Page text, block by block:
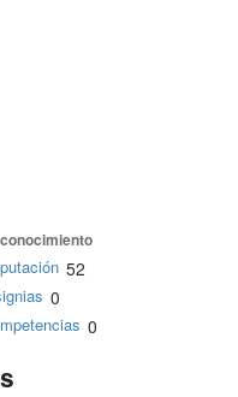
52
0
0